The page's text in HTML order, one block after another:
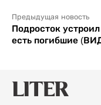
Предыдущая новость
Подросток
есть погибшие